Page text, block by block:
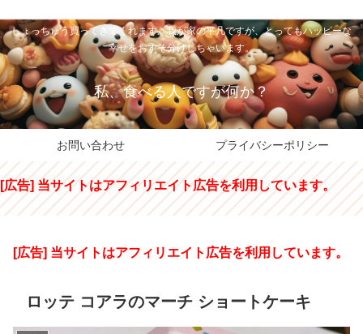
しょっちゅう買ってきてくれます。我が家の平凡ですが、とってもハッピーな
幸せをおすそ分けしちゃいます。
私、食べる人ですが何か？
お問い合わせ プライバシーポリシー
[広告] 当サイトはアフィリエイト広告を利用しています。
[広告] 当サイトはアフィリエイト広告を利用しています。
ロッテ コアラのマーチ ショートケーキ